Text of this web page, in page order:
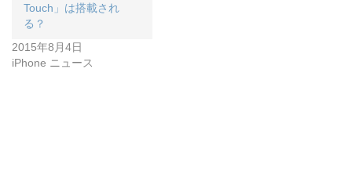
Touch」は搭載され
る？
2015年8月4日
iPhone ニュース